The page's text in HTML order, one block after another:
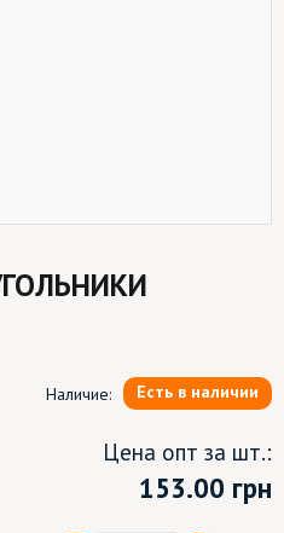
Наличие: Есть в наличии
Цена опт за шт.:
153.00 грн